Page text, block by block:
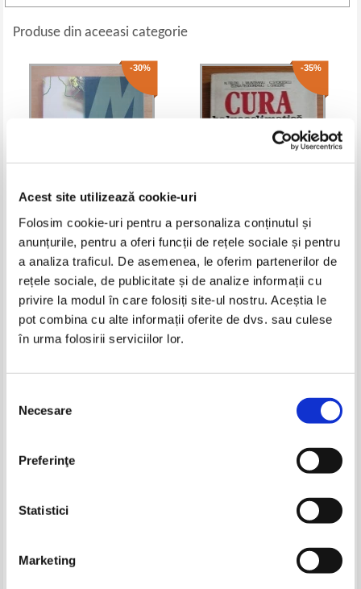
Acest site utilizează cookie-uri
Folosim cookie-uri pentru a personaliza conținutul și
anunțurile, pentru a oferi funcții de rețele sociale și pentru
a analiza traficul. De asemenea, le oferim partenerilor de
rețele sociale, de publicitate și de analize informații cu
privire la modul în care folosiți site-ul nostru. Aceștia le
pot combina cu alte informații oferite de dvs. sau culese
în urma folosirii serviciilor lor.
consimțământului
Necesare
Preferinţe
Statistici
Marketing
Produse din aceeasi categorie
-30%
Cristian Didilescu, Nicolae Galie,
- Tuberculoza pulmonara cu
germeni chimiorezistenti
Adaugă în coș
-35%
Nicolae Teleki - Cura
35,00Lei
Adaugă în coș
-35%
R. A. Kaliujnaia - Starile toxice
Adaugă în coș
Lucian Buligescu, Benedict
Gheorghescu, Ion Teodorescu